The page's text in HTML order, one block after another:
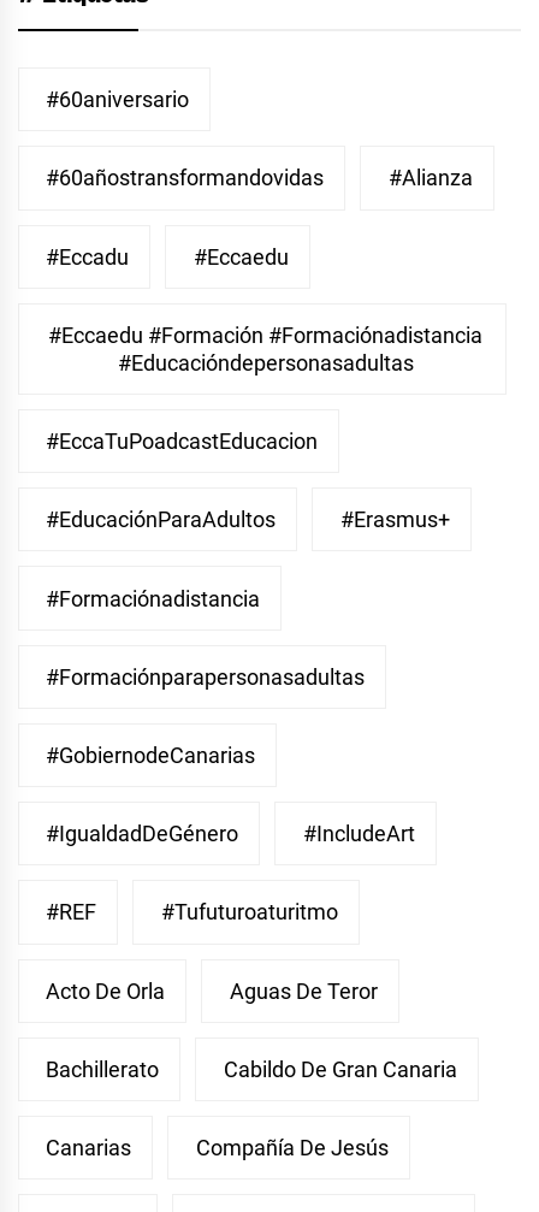
#60aniversario
#60añostransformandovidas #Alianza
#eccadu #eccaedu
#eccaedu #formación #formaciónadistancia
#educacióndepersonasadultas
#EccaTuPoadcastEducacion
#EducaciónParaAdultos #Erasmus+
#Formaciónadistancia
#Formaciónparapersonasadultas
#GobiernodeCanarias
#IgualdadDeGénero #IncludeArt
#REF #Tufuturoaturitmo
Acto De Orla Aguas De Teror
Bachillerato Cabildo De Gran Canaria
Canarias Compañía De Jesús